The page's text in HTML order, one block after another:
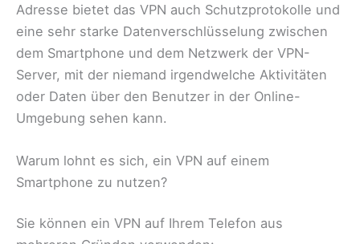
Adresse bietet das VPN auch Schutzprotokolle und
eine sehr starke Datenverschlüsselung zwischen
dem Smartphone und dem Netzwerk der VPN-
Server, mit der niemand irgendwelche Aktivitäten
oder Daten über den Benutzer in der Online-
Umgebung sehen kann.
Warum lohnt es sich, ein VPN auf einem
Smartphone zu nutzen?
Sie können ein VPN auf Ihrem Telefon aus